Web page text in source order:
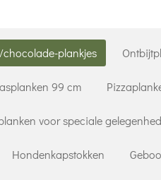
plankjes
99 cm
voor speciale
Hondenkapstokken